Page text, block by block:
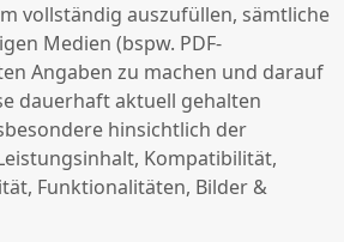
vollständig auszufüllen, sämtliche
Medien (bspw. PDF-
Angaben zu machen und darauf
dauerhaft aktuell gehalten
hinsichtlich der
Kompatibilität,
Funktionalitäten, Bilder &